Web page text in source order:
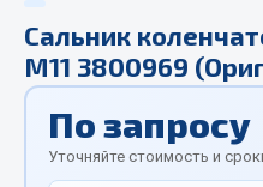
Весь раздел
Отопители салона,
Автономные воздушные
Сальник
M11 3800969
По запросу
Уточняйте стоимость и